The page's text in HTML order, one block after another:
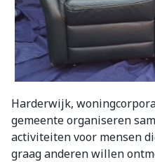
Harderwijk,
gemeente organiseren
activiteiten voor mensen
graag anderen willen